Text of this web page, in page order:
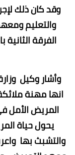
وقد كان ذلك
والتعليم
الفرقة
وأشار وكيل
انها مهنة
المريض الأمل
يحول حياة
والتشبث بها